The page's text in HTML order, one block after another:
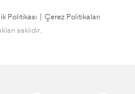
Politikası
Çerez Politikaları
saklıdır.